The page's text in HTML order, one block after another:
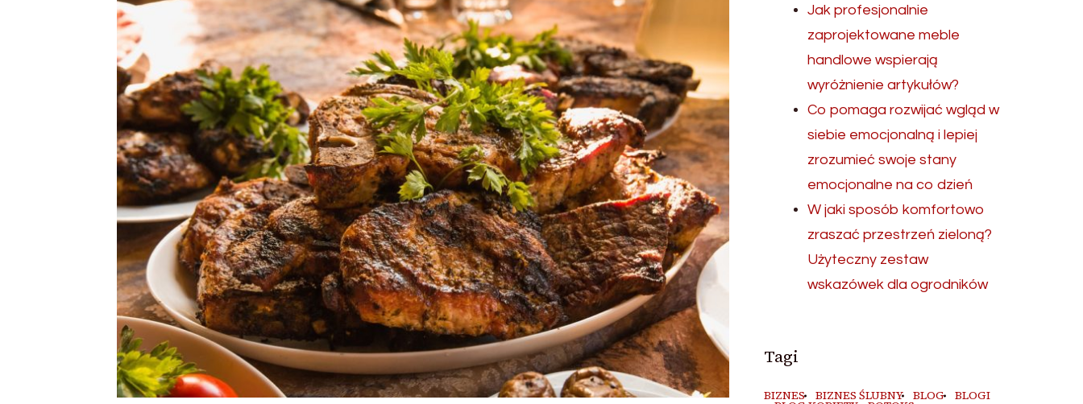
Jak profesjonalnie
zaprojektowane meble
handlowe wspierają
wyróżnienie artykułów?
Co pomaga rozwijać wgląd w
siebie emocjonalną i lepiej
zrozumieć swoje stany
emocjonalne na co dzień
W jaki sposób komfortowo
zraszać przestrzeń zieloną?
Użyteczny zestaw
wskazówek dla ogrodników
Tagi
BIZNES BIZNES ŚLUBNY BLOG BLOGI